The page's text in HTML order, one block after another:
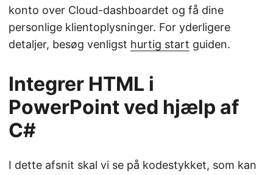
konto over Cloud-dashboardet og få dine
personlige klientoplysninger. For yderligere
detaljer, besøg venligst hurtig start guiden.
Integrer HTML i
PowerPoint ved hjælp af
C#
I dette afsnit skal vi se på kodestykket, som kan